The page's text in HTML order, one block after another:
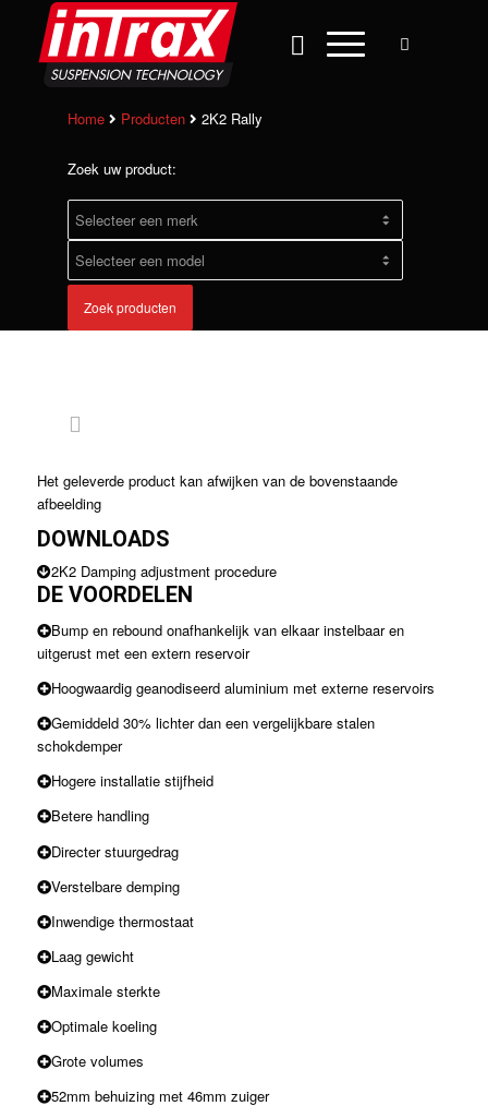
Home Producten 2K2 Rally
Zoek uw product:
Zoek producten
Het geleverde product kan afwijken van de bovenstaande
afbeelding
DOWNLOADS
2K2 Damping adjustment procedure
DE VOORDELEN
Bump en rebound onafhankelijk van elkaar instelbaar en
uitgerust met een extern reservoir
Hoogwaardig geanodiseerd aluminium met externe reservoirs
Gemiddeld 30% lichter dan een vergelijkbare stalen
schokdemper
Hogere installatie stijfheid
Betere handling
Directer stuurgedrag
Verstelbare demping
Inwendige thermostaat
Laag gewicht
Maximale sterkte
Optimale koeling
Grote volumes
52mm behuizing met 46mm zuiger